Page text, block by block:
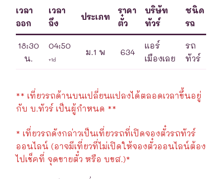
เวลา
ออก
เวลา
ถึง
ประเภท
ราคา
ตั๋ว
บริษัท
ทัวร์
ชนิด
รถ
18:30
น.
04:50
+1d
ม.1 พ 634
แอร์
เมืองเลย
รถ
ทัวร์
** เที่ยวรถด้านบนเปลี่ยนแปลงได้ตลอดเวลาขึ้นอยู่
กับ บ.ทัวร์ เป็นผู้กำหนด **
* เที่ยวรถดังกล่าวเป็นเที่ยวรถที่เปิดจองตั๋วรถทัวร์
ออนไลน์ (อาจมีเที่ยวที่ไม่เปิดให้จองตั๋วออนไลน์ต้อง
ไปเช็คที่ จุดขายตั๋ว หรือ บขส.)*